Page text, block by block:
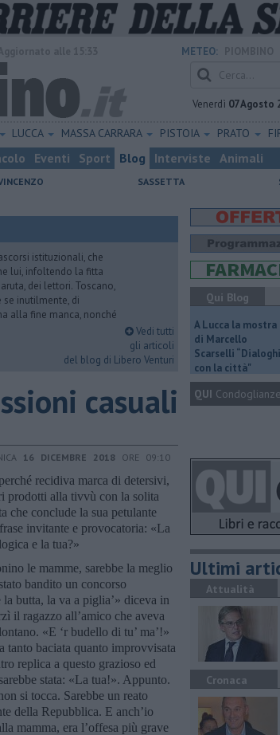
METEO:
Venerdì 07 Agosto
LUCCA MASSA CARRARA PISTOIA PRATO
Eventi Sport Blog Interviste Animali
SASSETTA
istituzionali, che
lui, infoltendo la fitta
dei lettori. Toscano,
inutilmente, di
alla fine manca, nonché
Vedi tutti
gli articoli
del blog di Libero Venturi
casuali
16 DICEMBRE 2018 ORE 09:10
recidiva marca di detersivi,
prodotti alla tivvù con la solita
che conclude la sua petulante
invitante e provocatoria: «La
e la tua?»
le mamme, sarebbe la meglio
bandito un concorso
butta, la va a piglia’» diceva in
il ragazzo all’amico che aveva
«E ‘r budello di tu’ ma’!»
tanto baciata quanto improvvisata
replica a questo grazioso ed
stata: «La tua!». Appunto.
si tocca. Sarebbe un reato
della Repubblica. E anch’io
mamma, era l’offesa più grave
Qui Blog
A Lucca la mostra
di Marcello
Scarselli “Dialoghi
con la città"
QUI Condoglianze
Ultimi
Attualità
Cronaca